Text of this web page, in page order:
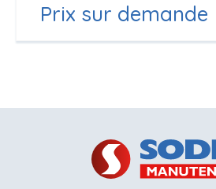
Prix sur demande